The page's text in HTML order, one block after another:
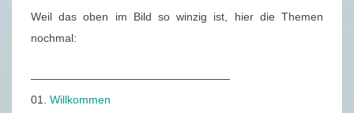
Weil das oben im Bild so winzig ist, hier die Themen
nochmal:
——————————————————
01. Willkommen